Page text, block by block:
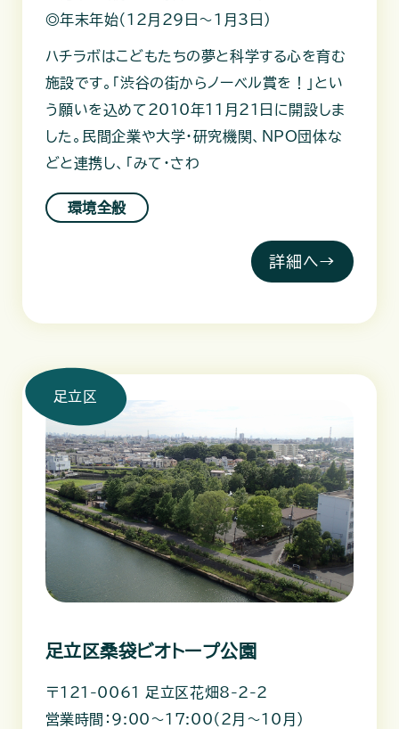
◎年末年始（12月29日～1月3日）
ハチラボはこどもたちの夢と科学する心を育む
施設です。「渋谷の街からノーベル賞を！」とい
う願いを込めて2010年11月21日に開設しま
した。民間企業や大学・研究機関、NPO団体な
どと連携し、「みて・さわ
環境全般
詳細へ→
足立区
足立区桑袋ビオトープ公園
〒121-0061 足立区花畑8-2-2
営業時間：9:00～17:00（2月～10月）